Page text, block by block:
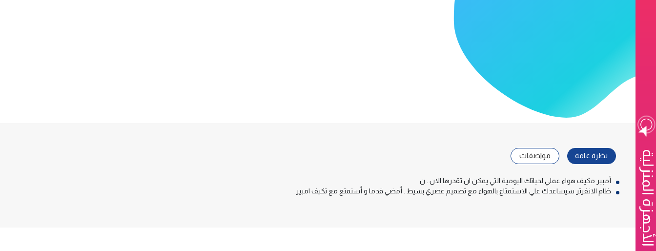
الأجهزة المنزلية نظرة عامة مواصفات
أمبير مكيف هواء عملي لحياتك اليومية التي يمكن ان تقدرها الان . ن
ظام الانفرتر سيساعدك علي الاستمتاع بالهواء مع تصميم عصري بسيط . أمضي قدما و أستمتع مع تكيف امبير.